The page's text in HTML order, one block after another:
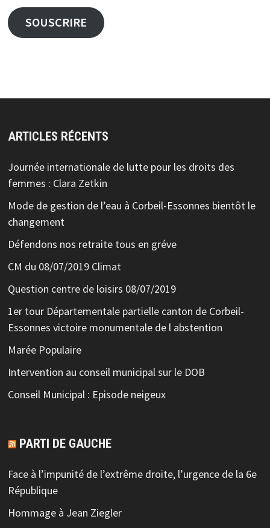
mail
SOUSCRIRE
ARTICLES RÉCENTS
Journée internationale de lutte pour les droits des
femmes : Clara Zetkin
Mode de gestion de l’eau à Corbeil-Essonnes bientôt le
changement
Défendons nos retraite tous en gréve
CM du 08/07/2019 Climat
Question centre de loisirs 08/07/2019
1er tour Départementale partielle canton de Corbeil-
Essonnes victoire monumentale de l abstention
Marée Populaire
Intervention au conseil municipal sur le DOB
Conseil Municipal : Episode neigeux
PARTI DE GAUCHE
Face à l’impunité de l’extrême droite, l’urgence de la 6e
République
Hommage à Jean Ziegler